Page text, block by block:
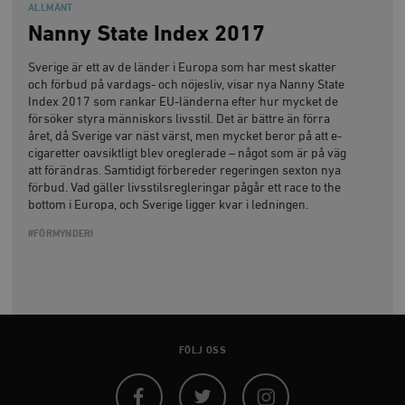
ALLMÄNT
Nanny State Index 2017
Sverige är ett av de länder i Europa som har mest skatter
och förbud på vardags- och nöjesliv, visar nya Nanny State
Index 2017 som rankar EU-länderna efter hur mycket de
försöker styra människors livsstil. Det är bättre än förra
året, då Sverige var näst värst, men mycket beror på att e-
cigaretter oavsiktligt blev oreglerade – något som är på väg
att förändras. Samtidigt förbereder regeringen sexton nya
förbud. Vad gäller livsstilsregleringar pågår ett race to the
bottom i Europa, och Sverige ligger kvar i ledningen.
#FÖRMYNDERI
FÖLJ OSS
_hjFirstSeen
Hotjar Ltd
.timbro.se
__cf_bm